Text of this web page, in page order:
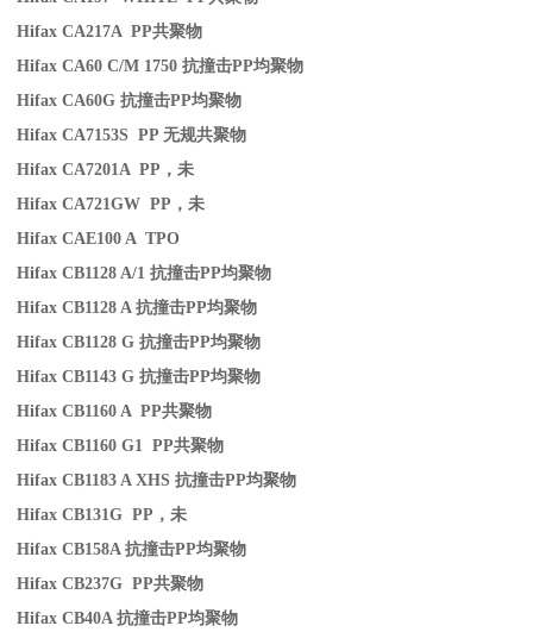
Hifax CA217A PP共聚物
Hifax CA60 C/M 1750抗撞击PP均聚物
Hifax CA60G抗撞击PP均聚物
Hifax CA7153S PP无规共聚物
Hifax CA7201A PP ，未
Hifax CA721GW PP ，未
Hifax CAE100 A TPO
Hifax CB1128 A/1抗撞击PP均聚物
Hifax CB1128 A抗撞击PP均聚物
Hifax CB1128 G抗撞击PP均聚物
Hifax CB1143 G抗撞击PP均聚物
Hifax CB1160 A PP共聚物
Hifax CB1160 G1 PP共聚物
Hifax CB1183 A XHS抗撞击PP均聚物
Hifax CB131G PP ，未
Hifax CB158A抗撞击PP均聚物
Hifax CB237G PP共聚物
Hifax CB40A抗撞击PP均聚物